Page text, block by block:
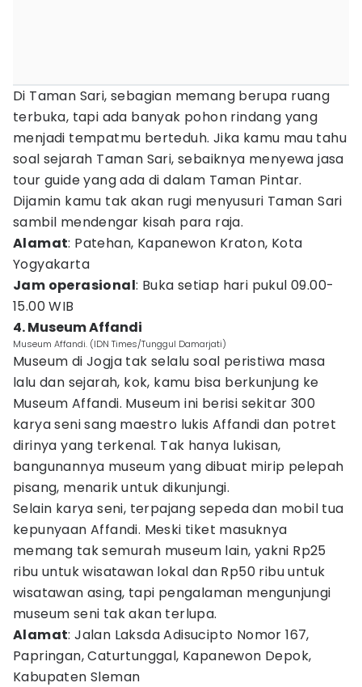
Di Taman Sari, sebagian memang berupa ruang
terbuka, tapi ada banyak pohon rindang yang
menjadi tempatmu berteduh. Jika kamu mau tahu
soal sejarah Taman Sari, sebaiknya menyewa jasa
tour guide yang ada di dalam Taman Pintar.
Dijamin kamu tak akan rugi menyusuri Taman Sari
sambil mendengar kisah para raja.
Alamat: Patehan, Kapanewon Kraton, Kota
Yogyakarta
Jam operasional: Buka setiap hari pukul 09.00-
15.00 WIB
4. Museum Affandi
Museum Affandi. (IDN Times/Tunggul Damarjati)
Museum di Jogja tak selalu soal peristiwa masa
lalu dan sejarah, kok, kamu bisa berkunjung ke
Museum Affandi. Museum ini berisi sekitar 300
karya seni sang maestro lukis Affandi dan potret
dirinya yang terkenal. Tak hanya lukisan,
bangunannya museum yang dibuat mirip pelepah
pisang, menarik untuk dikunjungi.
Selain karya seni, terpajang sepeda dan mobil tua
kepunyaan Affandi. Meski tiket masuknya
memang tak semurah museum lain, yakni Rp25
ribu untuk wisatawan lokal dan Rp50 ribu untuk
wisatawan asing, tapi pengalaman mengunjungi
museum seni tak akan terlupa.
Alamat: Jalan Laksda Adisucipto Nomor 167,
Papringan, Caturtunggal, Kapanewon Depok,
Kabupaten Sleman